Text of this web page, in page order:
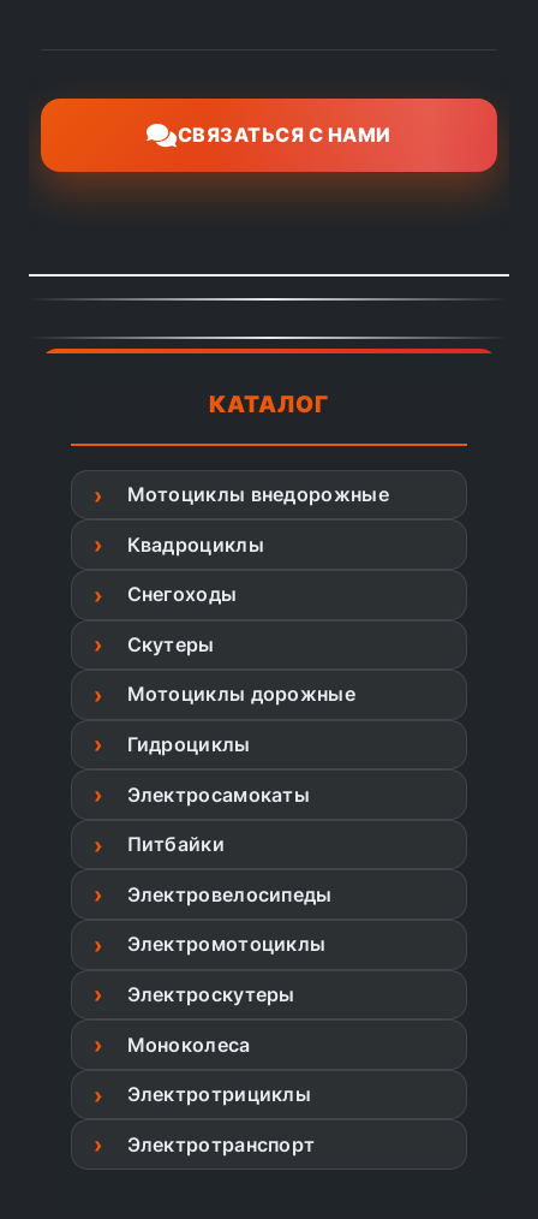
СВЯЗАТЬСЯ С НАМИ
КАТАЛОГ
Мотоциклы внедорожные
Квадроциклы
Снегоходы
Скутеры
Мотоциклы дорожные
Гидроциклы
Электросамокаты
Питбайки
Электровелосипеды
Электромотоциклы
Электроскутеры
Моноколеса
Электротрициклы
Электротранспорт